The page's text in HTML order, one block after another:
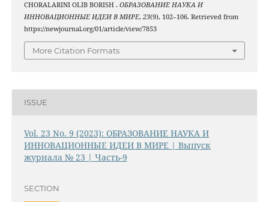
CHORALARINI OLIB BORISH . ОБРАЗОВАНИЕ НАУКА И
ИННОВАЦИОННЫЕ ИДЕИ В МИРЕ, 23(9), 102–106. Retrieved from
https://newjournal.org/01/article/view/7853
More Citation Formats
ISSUE
Vol. 23 No. 9 (2023): ОБРАЗОВАНИЕ НАУКА И
ИННОВАЦИОННЫЕ ИДЕИ В МИРЕ | Выпуск
журнала № 23 | Часть-9
SECTION